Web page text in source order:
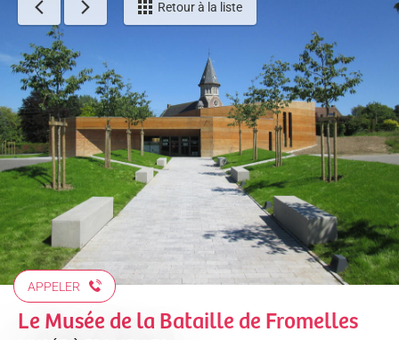
Retour à la liste
APPELER
Le Musée de la Bataille de Fromelles